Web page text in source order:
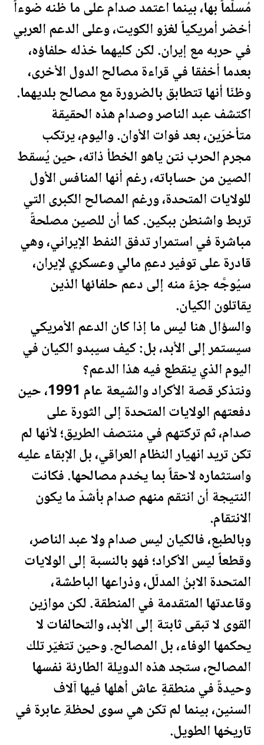
مُسلَّماً بها، بينما اعتمد صدام على ما ظنه ضوءاً
أخضر أمريكياً لغزوالكويت، وعلى الدعم العربي
في حربه مع إيران. لكن كليهما خذله حلفاؤه،
بعدما أخفقا في قراءة مصالح الدول الأخرى،
وظنّا أنها تتطابق بالضرورة مع مصالح بلديهما.
اكتشف عبد الناصر وصدام هذه الحقيقة
متأخرَين، بعد فوات الأوان. واليوم، يرتكب
مجرم الحرب نتن ياهو الخطأ ذاته، حين يُسقط
الصين من حساباته، رغم أنها المنافس الأول
للولايات المتحدة، ورغم المصالح الكبرى التي
تربط واشنطن ببكين. كما أن للصين مصلحةً
مباشرة في استمرار تدفقالنفطالإيراني، وهي
قادرة على توفير دعمٍ مالي وعسكري لإيران،
سيُوجَّه جزءٌ منه إلى دعم حلفائها الذين
يقاتلون الكيان.
والسؤال هنا ليس ما إذا كان الدعم الأمريكي
سيستمر إلى الأبد، بل: كيف سيبدو الكيان في
اليوم الذي ينقطع فيه هذا الدعم؟
ونتذكر قصة الأكراد والشيعة عام 1991، حين
دفعتهمالولايات المتحدةإلى الثورة على
صدام، ثم تركتهم في منتصف الطريق؛ لأنها لم
تكن تريد انهيار النظامالعراقي، بل الإبقاء عليه
واستثماره لاحقاً بما يخدم مصالحها. فكانت
النتيجة أن انتقم منهم صدام بأشدّ ما يكون
الانتقام.
وبالطبع، فالكيان ليس صدام ولا عبد الناصر،
وقطعاً ليس الأكراد؛ فهو بالنسبة إلىالولايات
المتحدةالابنُ المدلّل، وذراعها الباطشة،
وقاعدتها المتقدمة في المنطقة. لكن موازين
القوى لا تبقى ثابتة إلى الأبد، والتحالفات لا
يحكمها الوفاء، بل المصالح. وحين تتغيّر تلك
المصالح، ستجد هذه الدويلة الطارئة نفسها
وحيدةً في منطقةٍ عاش أهلها فيها آلاف
السنين، بينما لم تكن هي سوىلحظةٍ عابرة في
تاريخها الطويل.